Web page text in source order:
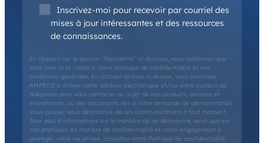
Inscrivez-moi pour recevoir par courriel des
mises à jour intéressantes et des ressources
de connaissances.
En cliquant sur le bouton "Soumettre" ci-dessous, vous confirmez que
vous avez lu et compris notre politique de confidentialité et nos
conditions générales. En cochant la case ci-dessus, vous autorisez
AMPECO à utiliser votre adresse électronique et/ou votre numéro de
téléphone pour vous contacter au sujet de nos produits, services et
événements, ou des documents liés à votre demande de démonstration.
Vous pouvez vous désinscrire de ces communications à tout moment.
Pour plus d'informations sur la manière de se désinscrire, ainsi que sur
nos pratiques en matière de confidentialité et notre engagement à
protéger votre vie privée, consultez notre Politique de confidentialité.